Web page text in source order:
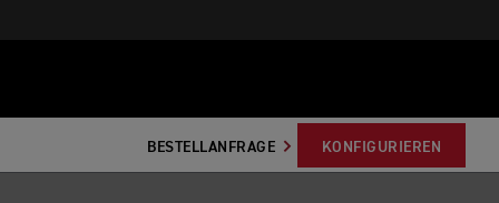
BESTELLANFRAGE KONFIGURIEREN